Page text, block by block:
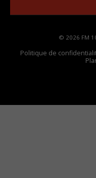
© 2026 FM
Politique de